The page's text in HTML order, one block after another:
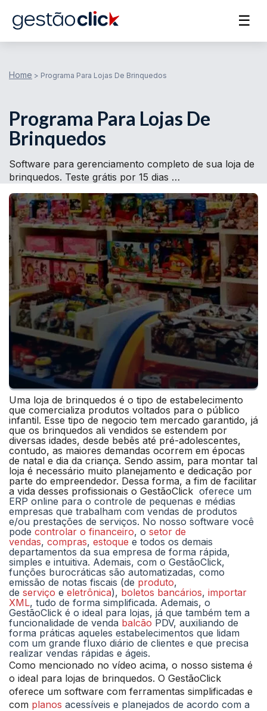
☰
Home > Programa Para Lojas De Brinquedos
Programa Para Lojas De
Brinquedos
Software para gerenciamento completo de sua loja de
brinquedos. Teste grátis por 15 dias …
Uma loja de brinquedos é o tipo de estabelecimento
que comercializa produtos voltados para o público
infantil. Esse tipo de negocio tem mercado garantido, já
que os brinquedos ali vendidos se estendem por
diversas idades, desde bebês até pré-adolescentes,
contudo, as maiores demandas ocorrem em épocas
de natal e dia da criança. Sendo assim, para montar tal
loja é necessário muito planejamento e dedicação por
parte do empreendedor. Dessa forma, a fim de facilitar
a vida desses profissionais o GestãoClick oferece um
ERP online para o controle de pequenas e médias
empresas que trabalham com vendas de produtos
e/ou prestações de serviços. No nosso software você
pode controlar o financeiro, o setor de
vendas, compras, estoque e todos os demais
departamentos da sua empresa de forma rápida,
simples e intuitiva. Ademais, com o GestãoClick,
funções burocráticas são automatizadas, como
emissão de notas fiscais (de produto,
de serviço e eletrônica), boletos bancários, importar
XML, tudo de forma simplificada. Ademais, o
GestãoClick é o ideal para lojas, já que também tem a
funcionalidade de venda balcão PDV, auxiliando de
forma práticas aqueles estabelecimentos que lidam
com um grande fluxo diário de clientes e que precisa
realizar vendas rápidas e ágeis.
Como mencionado no vídeo acima, o nosso sistema é
o ideal para lojas de brinquedos. O GestãoClick
oferece um software com ferramentas simplificadas e
com planos acessíveis e planejados de acordo com a